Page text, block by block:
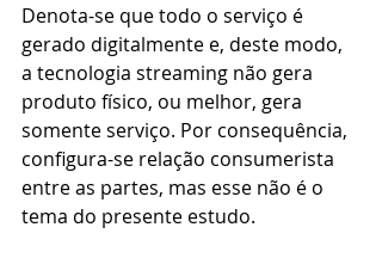
Denota-se que todo o serviço é
gerado digitalmente e, deste modo,
a tecnologia streaming não gera
produto físico, ou melhor, gera
somente serviço. Por consequência,
configura-se relação consumerista
entre as partes, mas esse não é o
tema do presente estudo.